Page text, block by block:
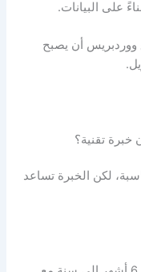
على البيانات.
ووردبريس أن يصبح
خبرة تقنية؟
لكن الخبرة تساعد